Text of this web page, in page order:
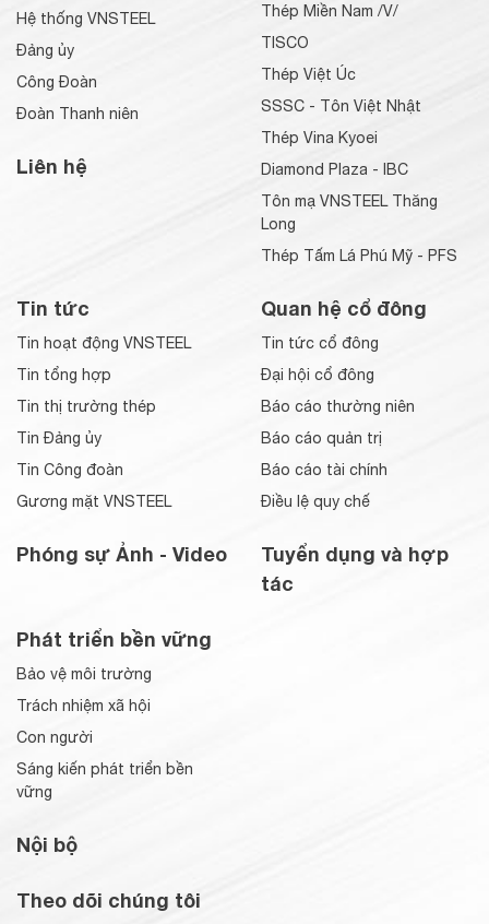
Hệ thống VNSTEEL
Đảng ủy
Công Đoàn
Đoàn Thanh niên
Liên hệ
Thép Miền Nam /V/
TISCO
Thép Việt Úc
SSSC - Tôn Việt Nhật
Thép Vina Kyoei
Diamond Plaza - IBC
Tôn mạ VNSTEEL Thăng
Long
Thép Tấm Lá Phú Mỹ - PFS
Tin tức
Tin hoạt động VNSTEEL
Tin tổng hợp
Tin thị trường thép
Tin Đảng ủy
Tin Công đoàn
Gương mặt VNSTEEL
Phóng sự Ảnh - Video
Quan hệ cổ đông
Tin tức cổ đông
Đại hội cổ đông
Báo cáo thường niên
Báo cáo quản trị
Báo cáo tài chính
Điều lệ quy chế
Tuyển dụng và hợp
tác
Phát triển bền vững
Bảo vệ môi trường
Trách nhiệm xã hội
Con người
Sáng kiến phát triển bền
vững
Nội bộ
Theo dõi chúng tôi